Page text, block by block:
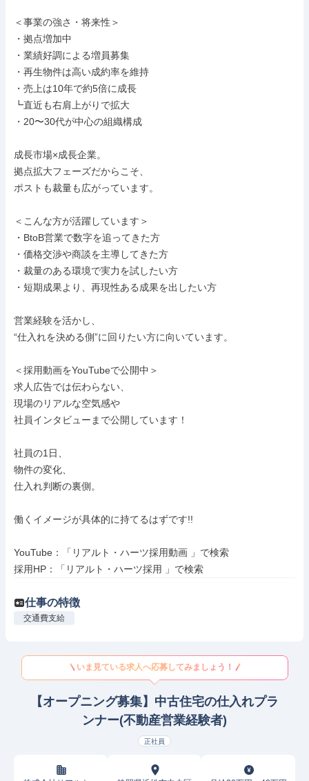
＜事業の強さ・将来性＞
・拠点増加中
・業績好調による増員募集
・再生物件は高い成約率を維持
・売上は10年で約5倍に成長
┗直近も右肩上がりで拡大
・20〜30代が中心の組織構成
成長市場×成長企業。
拠点拡大フェーズだからこそ、
ポストも裁量も広がっています。
＜こんな方が活躍しています＞
・BtoB営業で数字を追ってきた方
・価格交渉や商談を主導してきた方
・裁量のある環境で実力を試したい方
・短期成果より、再現性ある成果を出したい方
営業経験を活かし、
“仕入れを決める側”に回りたい方に向いています。
＜採用動画をYouTubeで公開中＞
求人広告では伝わらない、
現場のリアルな空気感や
社員インタビューまで公開しています！
社員の1日、
物件の変化、
仕入れ判断の裏側。
働くイメージが具体的に持てるはずです!!
YouTube：「リアルト・ハーツ採用動画 」で検索
採用HP：「リアルト・ハーツ採用 」で検索
仕事の特徴
交通費支給
いま見ている求人へ応募してみましょう！
【オープニング募集】中古住宅の仕入れプラ
ンナー(不動産営業経験者)
正社員